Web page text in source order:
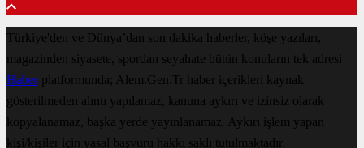
Türkiye'den ve Dünya’dan son dakika haberler, köşe yazıları,
magazinden siyasete, spordan seyahate bütün konuların tek adresi
Haberplatformunda; Alem.Gen.Tr haber içerikleri kaynak
gösterilmeden alıntı yapılamaz, kanuna aykırı ve izinsiz olarak
kopyalanamaz, başka yerde yayınlanamaz. Aykırı işlem yapan
kişi/kişiler için yasal başvuru hakkı saklı tutulmaktadır.